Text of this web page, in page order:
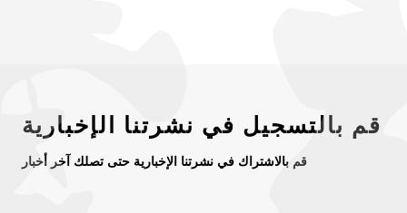
قم بالتسجيل في نشرتنا الإخبارية
قم بالاشتراك في نشرتنا الإخبارية حتى تصلك آخر أخبار